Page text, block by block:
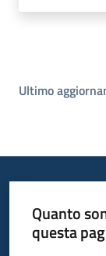
Ultimo
Quanto
questa